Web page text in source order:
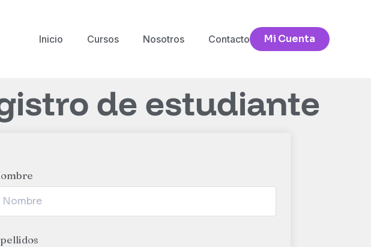
Inicio Cursos Nosotros Contacto Mi Cuenta
de estudiante